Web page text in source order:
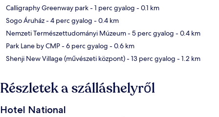
Calligraphy Greenway park- 1 perc gyalog - 0.1 km
Sogo Áruház- 4 perc gyalog - 0.4 km
Nemzeti Természettudományi Múzeum- 5 perc gyalog - 0.4 km
Park Lane by CMP- 6 perc gyalog - 0.6 km
Shenji New Village (művészeti központ)- 13 perc gyalog - 1.2 km
Részletek a szálláshelyről
Hotel National